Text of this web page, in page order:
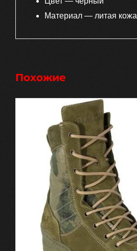
Материал — литая кожа
Похожие